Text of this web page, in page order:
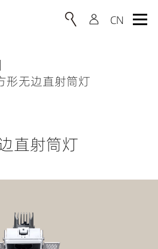
形无边直射筒灯
直射筒灯